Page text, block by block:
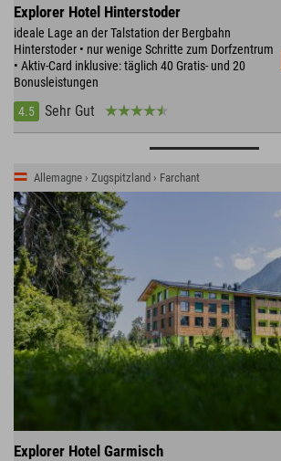
Explorer Hotel Hinterstoder
ideale Lage an der Talstation der Bergbahn
Hinterstoder • nur wenige Schritte zum Dorfzentrum
• Aktiv-Card inklusive: täglich 40 Gratis- und 20
Bonusleistungen
4.5
Sehr Gut
Allemagne › Zugspitzland › Farchant
Explorer Hotel Garmisch